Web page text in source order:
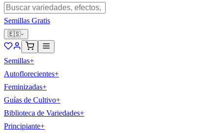
Semillas Gratis
🇪🇸
Semillas+
Autoflorecientes+
Feminizadas+
Guías de Cultivo+
Biblioteca de Variedades+
Principiante+